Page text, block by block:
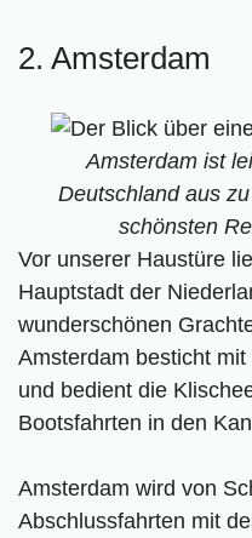
2. Amsterdam
Amsterdam ist
Deutschland aus
schönsten
Vor unserer Haustüre
Hauptstadt der
wunderschönen
Amsterdam besticht
und bedient die
Bootsfahrten in den
Amsterdam wird von
Abschlussfahrten mit